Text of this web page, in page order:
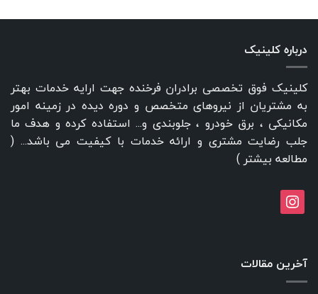
درباره کلینیک
کلینیک فوق تخصصی برادران فرخنده جهت ارایه خدمات بهتر
به مشتریان از نیروهای متخصص و دوره دیده در زمینه امور
مکانیکی ، برق خودرو ، جلوبندی و... استفاده کرده و هدف ما
جلب رضایت مشتری و ارائه خدمات با کیفیت می باشد... (
مطالعه بیشتر )
instagram
آخرین مقالات